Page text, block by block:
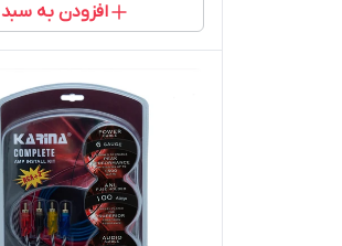
افزودن به سبد